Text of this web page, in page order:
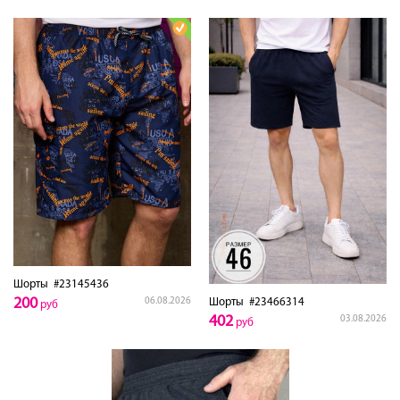
Шорты #23145436
06.08.2026
200руб Шорты #23466314
03.08.2026
402руб